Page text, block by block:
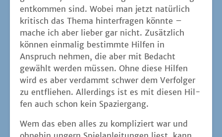
ent­kom­men sind. Wobei man jetzt natür­lich
kri­tisch das The­ma hin­ter­fra­gen könn­te –
mache ich aber lie­ber gar nicht. Zusätz­lich
kön­nen ein­ma­lig bestimm­te Hil­fen in
Anspruch neh­men, die aber mit Bedacht
gewählt wer­den müs­sen. Ohne die­se Hil­fen
wird es aber ver­dammt schwer dem Ver­fol­ger
zu ent­flie­hen. Aller­dings ist es mit die­sen Hil­
fen auch schon kein Spaziergang.
Wem das eben alles zu kom­pli­ziert war und